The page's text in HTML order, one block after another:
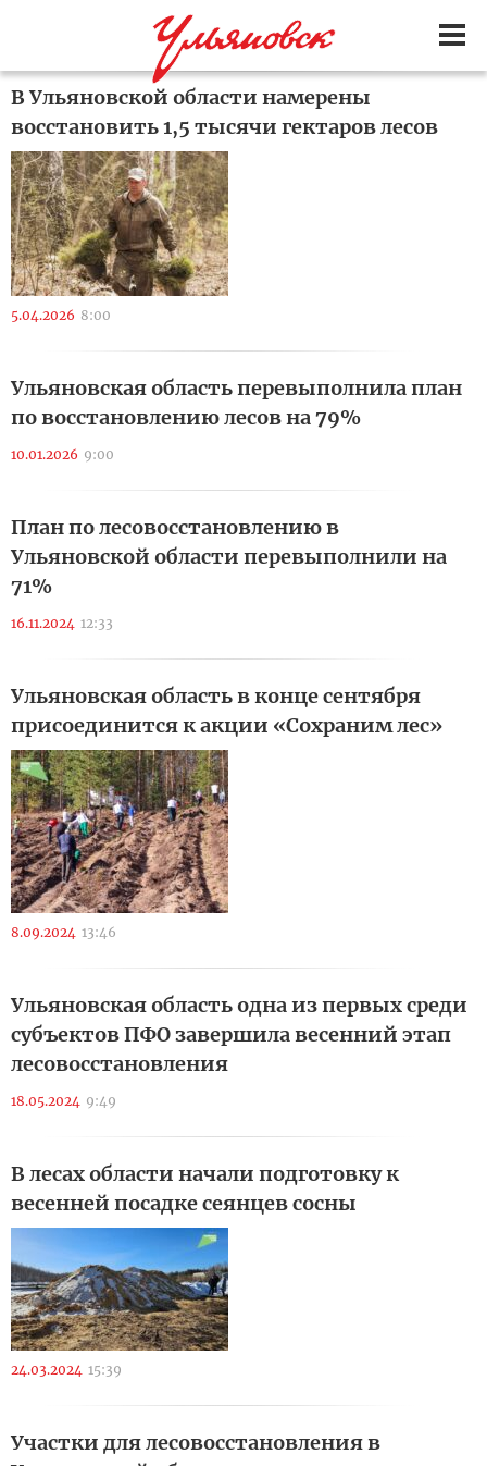
В Ульяновской области намерены
восстановить 1,5 тысячи гектаров лесов
5.04.2026 8:00
Ульяновская область перевыполнила план
по восстановлению лесов на 79%
10.01.2026 9:00
План по лесовосстановлению в
Ульяновской области перевыполнили на
71%
16.11.2024 12:33
Ульяновская область в конце сентября
присоединится к акции «Сохраним лес»
8.09.2024 13:46
Ульяновская область одна из первых среди
субъектов ПФО завершила весенний этап
лесовосстановления
18.05.2024 9:49
В лесах области начали подготовку к
весенней посадке сеянцев сосны
24.03.2024 15:39
Участки для лесовосстановления в